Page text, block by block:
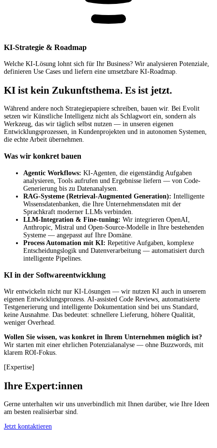
KI-Strategie & Roadmap
Welche KI-Lösung lohnt sich für Ihr Business? Wir analysieren Potenziale,
definieren Use Cases und liefern eine umsetzbare KI-Roadmap.
KI ist kein Zukunftsthema. Es ist jetzt.
Während andere noch Strategiepapiere schreiben, bauen wir. Bei Evolit
setzen wir Künstliche Intelligenz nicht als Schlagwort ein, sondern als
Werkzeug, das wir täglich selbst nutzen — in unseren eigenen
Entwicklungsprozessen, in Kundenprojekten und in autonomen Systemen,
die echte Arbeit übernehmen.
Was wir konkret bauen
Agentic Workflows: KI-Agenten, die eigenständig Aufgaben
analysieren, Tools aufrufen und Ergebnisse liefern — von Code-
Generierung bis zu Datenanalysen.
RAG-Systeme (Retrieval-Augmented Generation): Intelligente
Wissensdatenbanken, die Ihre Unternehmensdaten mit der
Sprachkraft moderner LLMs verbinden.
LLM-Integration & Fine-tuning: Wir integrieren OpenAI,
Anthropic, Mistral und Open-Source-Modelle in Ihre bestehenden
Systeme — angepasst auf Ihre Domäne.
Process Automation mit KI: Repetitive Aufgaben, komplexe
Entscheidungslogik und Datenverarbeitung — automatisiert durch
intelligente Pipelines.
KI in der Softwareentwicklung
Wir entwickeln nicht nur KI-Lösungen — wir nutzen KI auch in unserem
eigenen Entwicklungsprozess. AI-assisted Code Reviews, automatisierte
Testgenerierung und intelligente Dokumentation sind bei uns Standard,
keine Ausnahme. Das bedeutet: schnellere Lieferung, höhere Qualität,
weniger Overhead.
Wollen Sie wissen, was konkret in Ihrem Unternehmen möglich ist?
Wir starten mit einer ehrlichen Potenzialanalyse — ohne Buzzwords, mit
klarem ROI-Fokus.
[Expertise]
Ihre Expert:innen
Gerne unterhalten wir uns unverbindlich mit Ihnen darüber, wie Ihre Ideen
am besten realisierbar sind.
Jetzt kontaktieren